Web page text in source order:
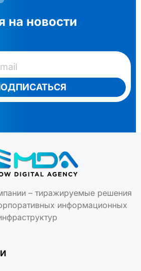
на новости
– тиражируемые решения
информационных